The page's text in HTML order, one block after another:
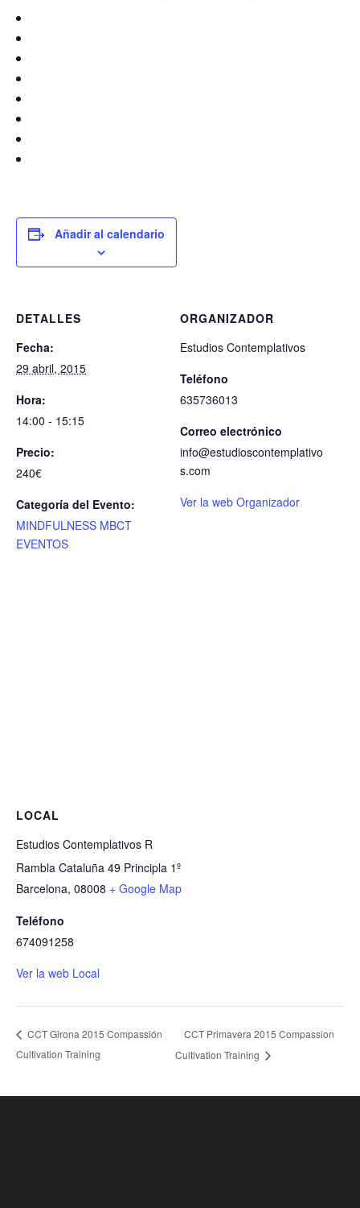
Añadir al calendario
DETALLES
Fecha:
29 abril, 2015
Hora:
14:00 - 15:15
Precio:
240€
Categoría del Evento:
MINDFULNESS MBCT
EVENTOS
ORGANIZADOR
Estudios Contemplativos
Teléfono
635736013
Correo electrónico
info@estudioscontemplativo
s.com
Ver la web Organizador
LOCAL
Estudios Contemplativos R
Rambla Cataluña 49 Principla 1º
Barcelona, 08008 + Google Map
Teléfono
674091258
Ver la web Local
CCT Girona 2015 Compassión
Cultivation Training
CCT Primavera 2015 Compassion
Cultivation Training